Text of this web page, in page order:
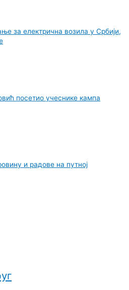
за електрична возила у Србији,
посетио учеснике кампа
и радове на путној